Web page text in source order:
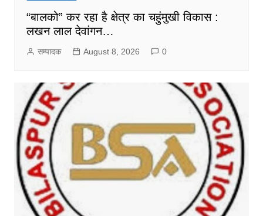
“बालको” कर रहा है क्षेत्र का चहुंमुखी विकास :
लखन लाल देवांगन…
सम्पादक August 8, 2026 0